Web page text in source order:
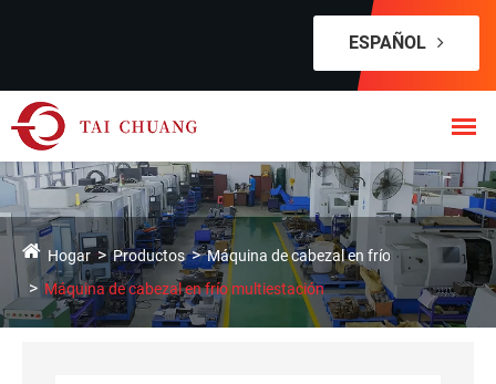
ESPAÑOL
Hogar Productos
Máquina de cabezal en frío
Máquina de cabezal en frío multiestación